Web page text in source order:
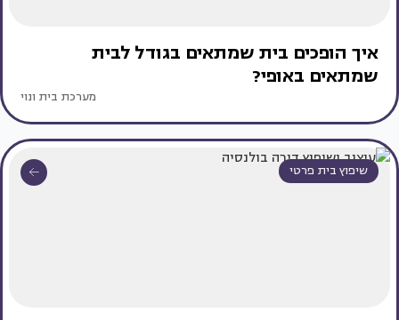
איך הופכים בית שמתאים בגודל לבית
שמתאים באופי?
מערכת בית ונוי
שיפוץ בית פרטי